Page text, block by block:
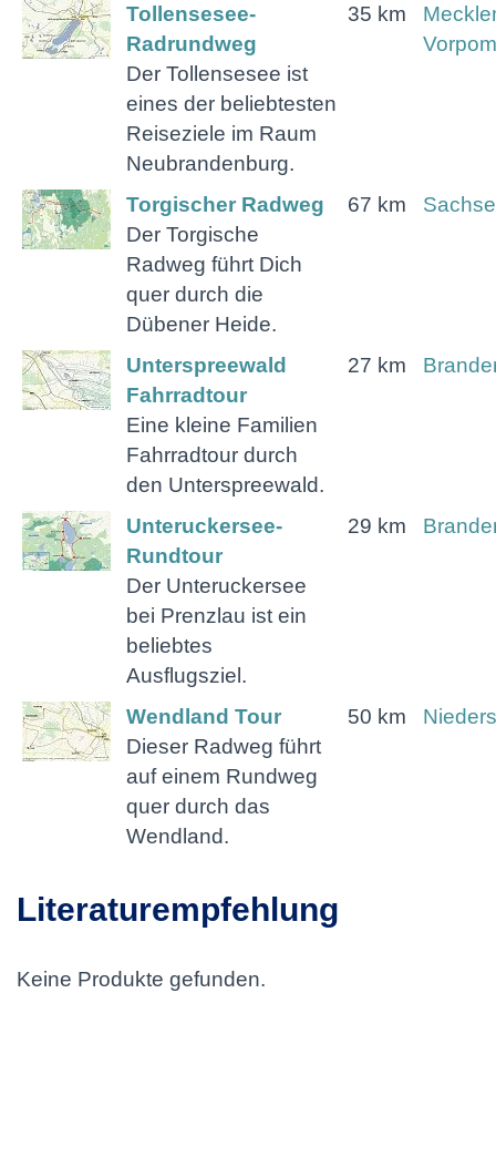
Tollensesee-
Radrundweg
Der Tollensesee ist
eines der beliebtesten
Reiseziele im Raum
Neubrandenburg.
35 km
Torgischer Radweg
Der Torgische
Radweg führt Dich
quer durch die
Dübener Heide.
67 km
Unterspreewald
Fahrradtour
Eine kleine Familien
Fahrradtour durch
den Unterspreewald.
27 km
Unteruckersee-
Rundtour
Der Unteruckersee
bei Prenzlau ist ein
beliebtes
Ausflugsziel.
29 km
Wendland Tour
Dieser Radweg führt
auf einem Rundweg
quer durch das
Wendland.
50 km
Literaturempfehlung
Keine Produkte gefunden.